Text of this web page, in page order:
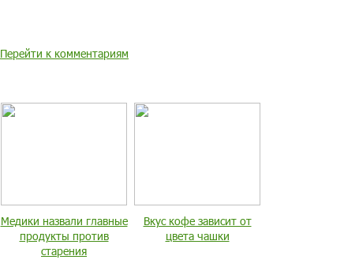
Перейти к комментариям
Медики назвали главные
продукты против
старения
Вкус кофе зависит от
цвета чашки